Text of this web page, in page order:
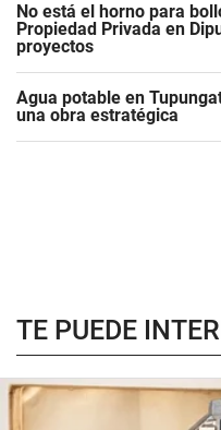
No está el horno para
Propiedad Privada en
proyectos
Agua potable en
una obra estratégica
TE PUEDE